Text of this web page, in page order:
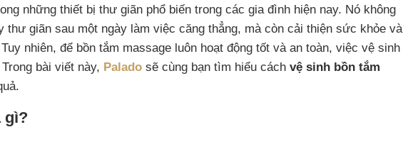
những thiết bị thư giãn phổ biến trong các gia đình hiện nay. Nó không
thư giãn sau một ngày làm việc căng thẳng, mà còn cải thiện sức khỏe và
nhiên, để bồn tắm massage luôn hoạt động tốt và an toàn, việc vệ sinh
bài viết này, Palado sẽ cùng bạn tìm hiểu cách vệ sinh bồn tắm
gì?